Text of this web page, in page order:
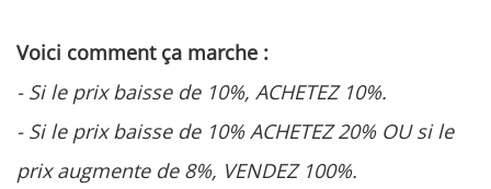
Voici comment ça marche :
- Si le prix baisse de 10%, ACHETEZ 10%.
- Si le prix baisse de 10% ACHETEZ 20% OU si le
prix augmente de 8%, VENDEZ 100%.